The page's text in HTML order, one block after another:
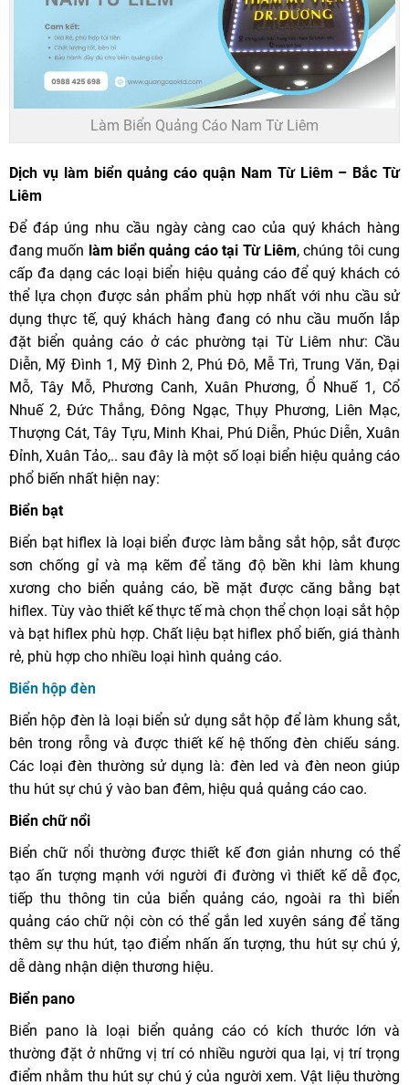
Làm Biển Quảng Cáo Nam Từ Liêm
Dịch vụ làm biển quảng cáo quận Nam Từ Liêm – Bắc Từ
Liêm
Để đáp úng nhu cầu ngày càng cao của quý khách hàng
đang muốn làm biển quảng cáo tại Từ Liêm, chúng tôi cung
cấp đa dạng các loại biển hiệu quảng cáo để quý khách có
thể lựa chọn được sản phẩm phù hợp nhất với nhu cầu sử
dụng thực tế, quý khách hàng đang có nhu cầu muốn lắp
đặt biển quảng cáo ở các phường tại Từ Liêm như: Cầu
Diễn, Mỹ Đình 1, Mỹ Đình 2, Phú Đô, Mễ Trì, Trung Văn, Đại
Mỗ, Tây Mỗ, Phương Canh, Xuân Phương, Ổ Nhuế 1, Cổ
Nhuế 2, Đức Thắng, Đông Ngạc, Thụy Phương, Liên Mạc,
Thượng Cát, Tây Tựu, Minh Khai, Phú Diễn, Phúc Diễn, Xuân
Đỉnh, Xuân Tảo,.. sau đây là một số loại biển hiệu quảng cáo
phổ biến nhất hiện nay:
Biển bạt
Biển bạt hiflex là loại biển được làm bằng sắt hộp, sắt được
sơn chống gỉ và mạ kẽm để tăng độ bền khi làm khung
xương cho biển quảng cáo, bề mặt được căng bằng bạt
hiflex. Tùy vào thiết kế thực tế mà chọn thể chọn loại sắt hộp
và bạt hiflex phù hợp. Chất liệu bạt hiflex phổ biến, giá thành
rẻ, phù hợp cho nhiều loại hình quảng cáo.
Biển hộp đèn
Biển hộp đèn là loại biển sử dụng sắt hộp để làm khung sắt,
bên trong rỗng và được thiết kế hệ thống đèn chiếu sáng.
Các loại đèn thường sử dụng là: đèn led và đèn neon giúp
thu hút sự chú ý vào ban đêm, hiệu quả quảng cáo cao.
Biển chữ nổi
Biển chữ nổi thường được thiết kế đơn giản nhưng có thể
tạo ấn tượng mạnh với người đi đường vì thiết kế dễ đọc,
tiếp thu thông tin của biển quảng cáo, ngoài ra thì biển
quảng cáo chữ nội còn có thể gắn led xuyên sáng để tăng
thêm sự thu hút, tạo điểm nhấn ấn tượng, thu hút sự chú ý,
dễ dàng nhận diện thương hiệu.
Biển pano
Biển pano là loại biển quảng cáo có kích thước lớn và
thường đặt ở những vị trí có nhiều người qua lại, vị trí trọng
điểm nhằm thu hút sự chú ý của người xem. Vật liệu thường